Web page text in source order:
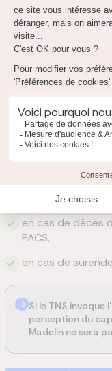
Quels sont les
d’un contrat
Les TNS ont la
récupérer le capital
limitativement
en cas de
en cas
en cas d’invalidité,
en cas de décès
PACS,
en cas de
Si le TNS invoque
perception du
Madelin ne sera